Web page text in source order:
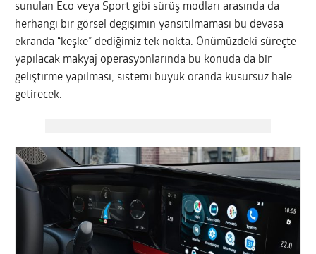
sunulan Eco veya Sport gibi sürüş modları arasında da
herhangi bir görsel değişimin yansıtılmaması bu devasa
ekranda “keşke” dediğimiz tek nokta. Önümüzdeki süreçte
yapılacak makyaj operasyonlarında bu konuda da bir
geliştirme yapılması, sistemi büyük oranda kusursuz hale
getirecek.